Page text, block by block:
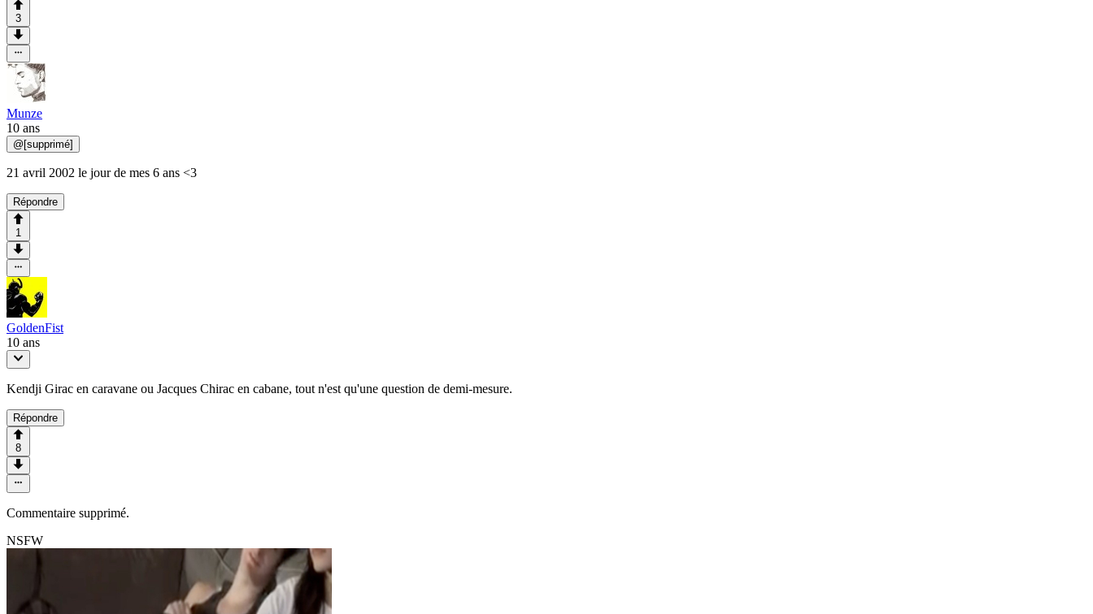
3
Munze
10 ans
@ [supprimé]
21 avril 2002 le jour de mes 6 ans <3
Répondre
1
GoldenFist
10 ans
Kendji Girac en caravane ou Jacques Chirac en cabane, tout n'est qu'une question de demi-mesure.
Répondre
8
Commentaire supprimé.
NSFW